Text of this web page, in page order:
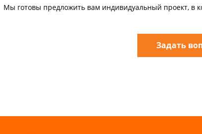
Мы готовы предложить вам индивидуальный проект, в
Задать